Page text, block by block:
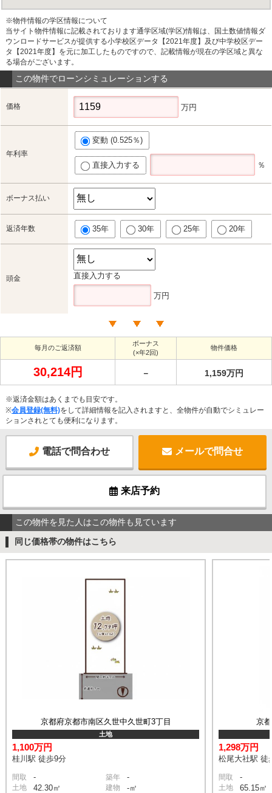
※物件情報の学区情報について
当サイト物件情報に記載されております通学区域(学区)情報は、国土数値情報ダ
ウンロードサービスが提供する小学校区データ【2021年度】及び中学校区デー
タ【2021年度】を元に加工したものですので、記載情報が現在の学区域と異な
る場合がございます。
この物件でローンシミュレーションする
価格 万円
年利率
変動 (0.525％)
直接入力する ％
ボーナス払い
返済年数 35年 30年 25年 20年
頭金 直接入力する
万円
毎月のご返済額
ボーナス
(×年2回)
物件価格
30,214円 － 1,159万円
※返済金額はあくまでも目安です。
※会員登録(無料)をして詳細情報を記入されますと、全物件が自動でシミュレー
ションされとても便利になります。
電話で問合わせ メールで問合せ
来店予約
この物件を見た人はこの物件も見ています
同じ価格帯の物件はこちら
京都府京都市南区久世中久世町3丁目
土地
1,100万円
桂川駅 徒歩9分
間取 - 築年 -
土地 42.30㎡ 建物 -㎡
京
1,298万円
松尾大社駅 徒
間取 -
土地 65.15㎡